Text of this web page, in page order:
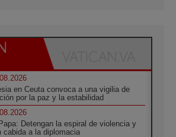
en Ceuta convoca a una vigilia de
por la paz y la estabilidad
Detengan la espiral de violencia y
cabida a la diplomacia